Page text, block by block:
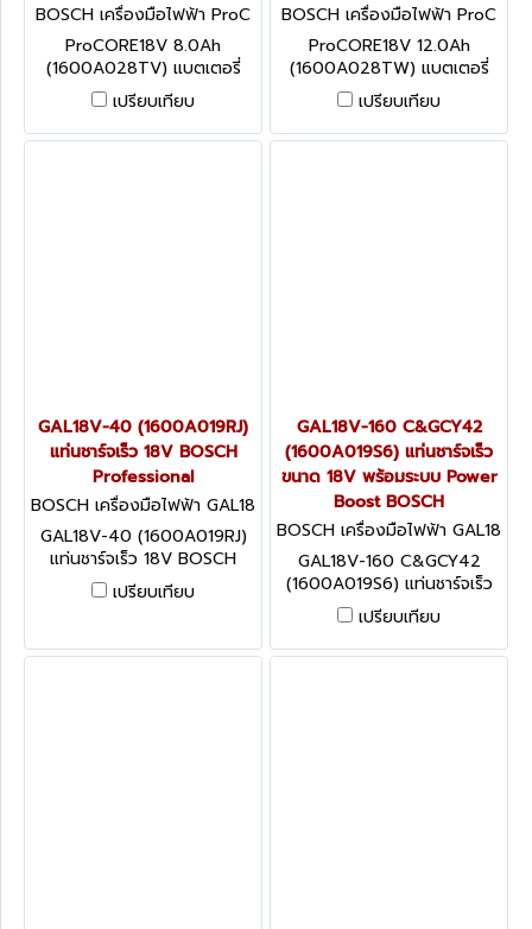
BOSCH เครื่องมือไฟฟ้า ProC
ORE18V 8.0Ah (1600A028
TV)
ProCORE18V 8.0Ah
(1600A028TV) แบตเตอรี่
18V 8.0แอมป์ รุ่นพลังสูง
ขนาดกะทัดรัด BOSCH
Professional
เปรียบเทียบ
BOSCH เครื่องมือไฟฟ้า ProC
ORE18V 12.0Ah (1600A028
TW)
ProCORE18V 12.0Ah
(1600A028TW) แบตเตอรี่
18V 12แอมป์ รุ่นพลังสูง ขนาด
กระทัดรัด BOSCH
Professional
เปรียบเทียบ
GAL18V-40 (1600A019RJ)
แท่นชาร์จเร็ว 18V BOSCH
Professional
BOSCH เครื่องมือไฟฟ้า GAL18
V-40 (1600A019RJ)
GAL18V-40 (1600A019RJ)
แท่นชาร์จเร็ว 18V BOSCH
Professional
เปรียบเทียบ
GAL18V-160 C&GCY42
(1600A019S6) แท่นชาร์จเร็ว
ขนาด 18V พร้อมระบบ Power
Boost BOSCH
BOSCH เครื่องมือไฟฟ้า GAL18
V-160 C&GCY42 (1600A01
9S6)
GAL18V-160 C&GCY42
(1600A019S6) แท่นชาร์จเร็ว
ขนาด 18V พร้อมระบบ Power
Boost BOSCH
เปรียบเทียบ